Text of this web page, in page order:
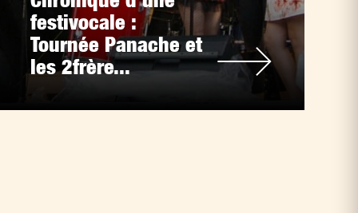
festivocale :
Tournée Panache et
les 2frère...